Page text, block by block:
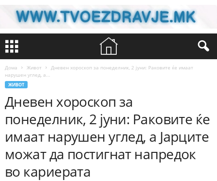
Дома Живот
Дневен хороскоп за понеделник, 2 јуни: Раковите ќе имаат
нарушен углед, а...
ЖИВОТ
Дневен хороскоп за
понеделник, 2 јуни: Раковите ќе
имаат нарушен углед, а Јарците
можат да постигнат напредок
во кариерата